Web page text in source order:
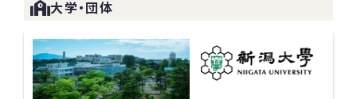
大学・団体